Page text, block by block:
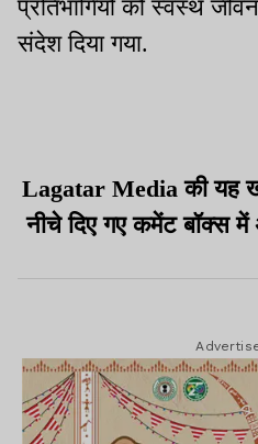
प्रतिभागियों को स्वस्थ
संदेश दिया गया.
Lagatar Media की यह
नीचे दिए गए कमेंट बॉक्स में